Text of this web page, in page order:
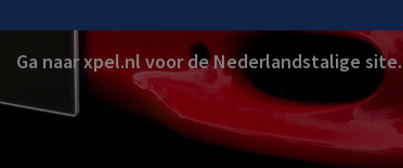
Ga naar xpel.nl voor de Nederlandstalige site.